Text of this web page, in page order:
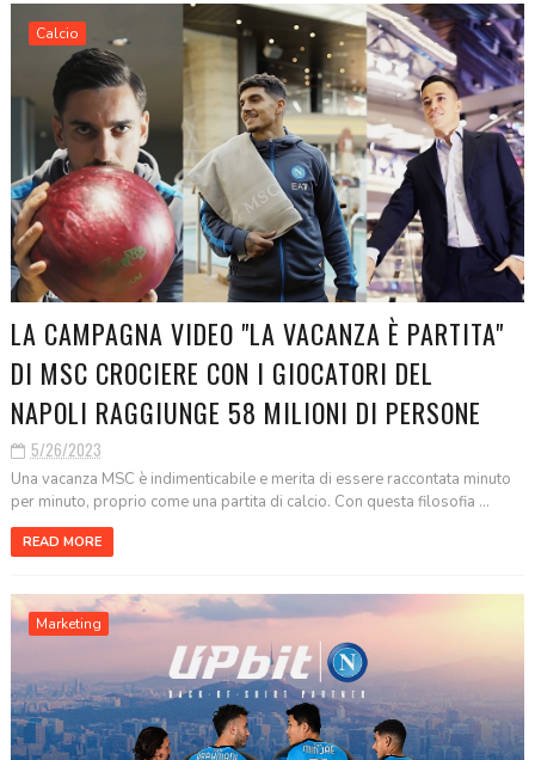
Calcio
LA CAMPAGNA VIDEO "LA VACANZA È PARTITA"
DI MSC CROCIERE CON I GIOCATORI DEL
NAPOLI RAGGIUNGE 58 MILIONI DI PERSONE
5/26/2023
Una vacanza MSC è indimenticabile e merita di essere raccontata minuto
per minuto, proprio come una partita di calcio. Con questa filosofia ...
READ MORE
Marketing